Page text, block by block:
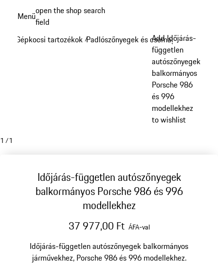
tartalomra
Menüopen the shop search
field
Gépkocsi tartozékok /Padlószőnyegek és csomagtér/
Add Időjárás-
független
autószőnyegek
balkormányos
Porsche 986
és 996
modellekhez
to wishlist
1 /1
Időjárás-független autószőnyegek
balkormányos Porsche 986 és 996
modellekhez
37 977,00 Ft ÁFA-val
Időjárás-független autószőnyegek balkormányos
járművekhez, Porsche 986 és 996 modellekhez.